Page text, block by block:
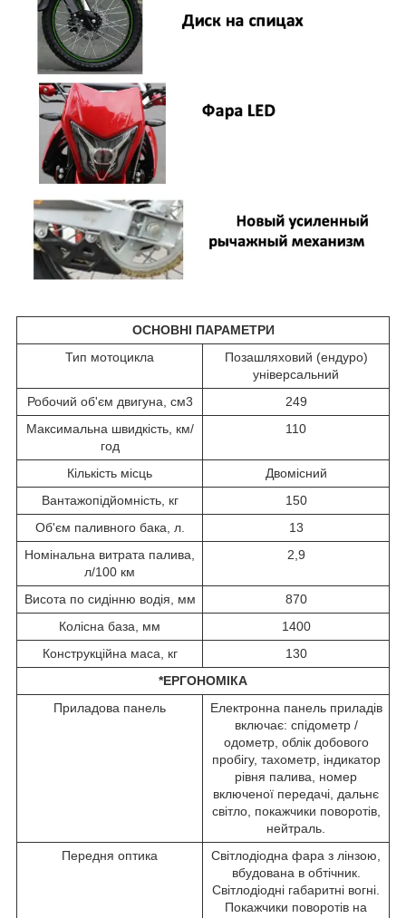
ОСНОВНІ ПАРАМЕТРИ
Тип мотоцикла
Позашляховий (ендуро)
універсальний
Робочий об'єм двигуна, см3
249
Максимальна швидкість, км/
год
110
Кількість місць
Двомісний
Вантажопідйомність, кг
150
Об'єм паливного бака, л.
13
Номінальна витрата палива,
л/100 км
2,9
Висота по сидінню водія, мм
870
Колісна база, мм
1400
Конструкційна маса, кг
130
*ЕРГОНОМІКА
Приладова панель
Електронна панель приладів
включає: спідометр /
одометр, облік добового
пробігу, тахометр, індикатор
рівня палива, номер
включеної передачі, дальнє
світло, покажчики поворотів,
нейтраль.
Передня оптика
Світлодіодна фара з лінзою,
вбудована в обтічник.
Світлодіодні габаритні вогні.
Покажчики поворотів на